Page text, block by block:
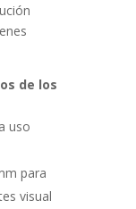
de los
uso
para
visual